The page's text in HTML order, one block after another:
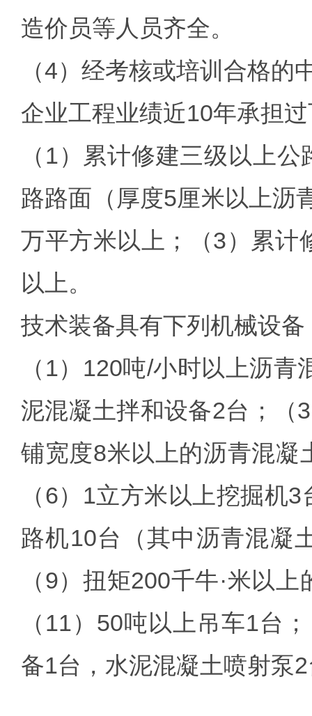
造价员等人员齐全。
（4）经考核或培训合格
企业工程业绩近10年承担
（1）累计修建三级以上
路路面（厚度5厘米以上沥
万平方米以上；（3）累计
以上。
技术装备具有下列机械设备
（1）120吨/小时以上沥
泥混凝土拌和设备2台；（
铺宽度8米以上的沥青混凝
（6）1立方米以上挖掘机
路机10台（其中沥青混凝
（9）扭矩200千牛·米以
（11）50吨以上吊车1台
备1台，水泥混凝土喷射泵